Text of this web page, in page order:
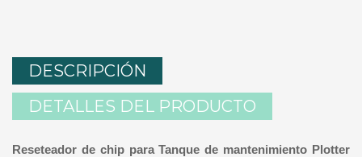
DESCRIPCIÓN
DETALLES DEL PRODUCTO
Reseteador de chip para Tanque de mantenimiento Plotter